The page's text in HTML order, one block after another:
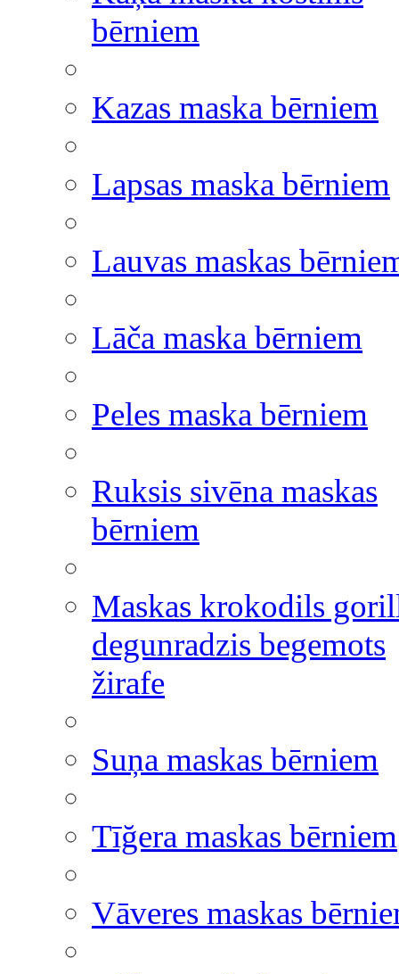
bērniem
Kazas maska bērniem
Lapsas maska bērniem
Lauvas maskas
Lāča maska bērniem
Peles maska bērniem
Ruksis sivēna maskas
bērniem
Maskas krokodils
degunradzis begemots
žirafe
Suņa maskas bērniem
Tīğera maskas bērniem
Vāveres maskas